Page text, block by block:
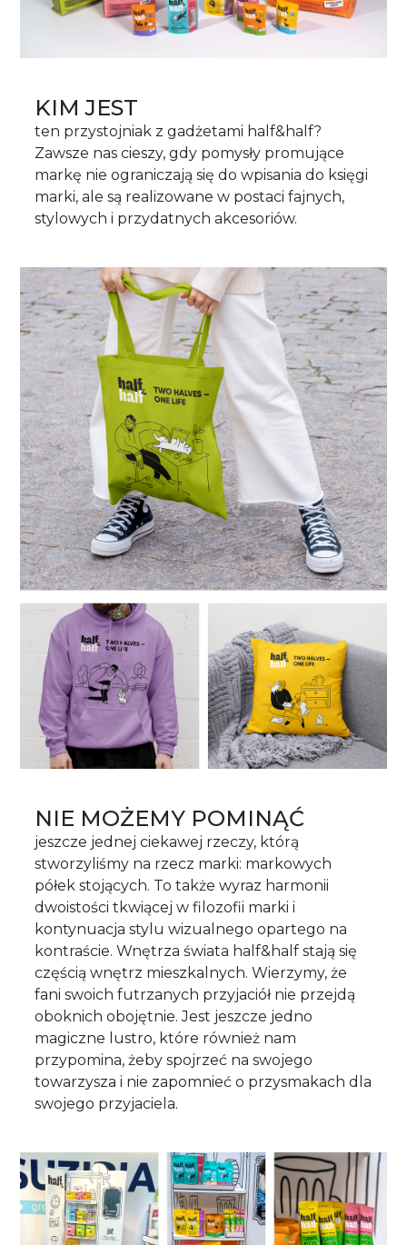
KIM JEST
ten przystojniak z gadżetami half&half?
Zawsze nas cieszy, gdy pomysły promujące
markę nie ograniczają się do wpisania do księgi
marki, ale są realizowane w postaci fajnych,
stylowych i przydatnych akcesoriów.
NIE MOŻEMY POMINĄĆ
jeszcze jednej ciekawej rzeczy, którą
stworzyliśmy na rzecz marki: markowych
półek stojących. To także wyraz harmonii
dwoistości tkwiącej w filozofii marki i
kontynuacja stylu wizualnego opartego na
kontraście. Wnętrza świata half&half stają się
częścią wnętrz mieszkalnych. Wierzymy, że
fani swoich futrzanych przyjaciół nie przejdą
oboknich obojętnie. Jest jeszcze jedno
magiczne lustro, które również nam
przypomina, żeby spojrzeć na swojego
towarzysza i nie zapomnieć o przysmakach dla
swojego przyjaciela.